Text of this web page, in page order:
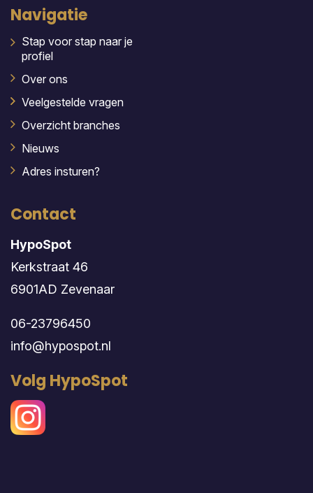
Navigatie
Stap voor stap naar je
profiel
Over ons
Veelgestelde vragen
Overzicht branches
Nieuws
Adres insturen?
Contact
HypoSpot
Kerkstraat 46
6901AD Zevenaar
06-23796450
info@hypospot.nl
Volg HypoSpot